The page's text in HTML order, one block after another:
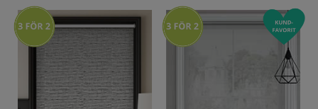
Egenskaper
Material
Designerkollektioner